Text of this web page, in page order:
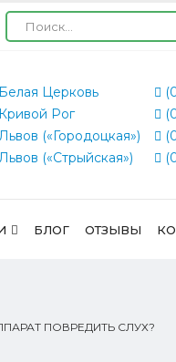
Белая Церковь
Кривой Рог
(«Городоцкая»)
(«Стрыйская»)
БЛОГ ОТЗЫВЫ
ПОВРЕДИТЬ СЛУХ?